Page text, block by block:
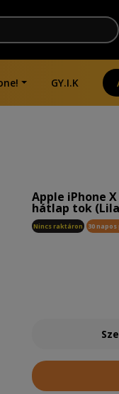
GY.I.K
Apple iPhone
hátlap tok
Nincs raktáron 30